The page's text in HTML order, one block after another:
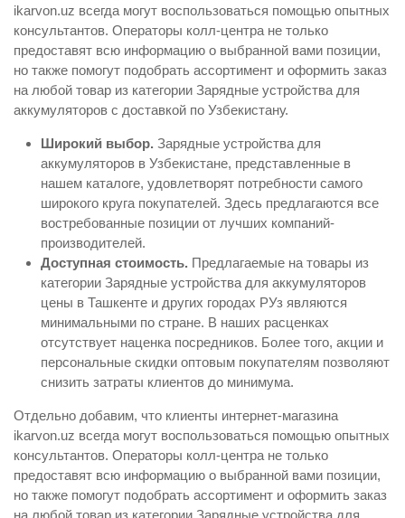
ikarvon.uz всегда могут воспользоваться помощью опытных
консультантов. Операторы колл-центра не только
предоставят всю информацию о выбранной вами позиции,
но также помогут подобрать ассортимент и оформить заказ
на любой товар из категории Зарядные устройства для
аккумуляторов с доставкой по Узбекистану.
Широкий выбор. Зарядные устройства для
аккумуляторов в Узбекистане, представленные в
нашем каталоге, удовлетворят потребности самого
широкого круга покупателей. Здесь предлагаются все
востребованные позиции от лучших компаний-
производителей.
Доступная стоимость. Предлагаемые на товары из
категории Зарядные устройства для аккумуляторов
цены в Ташкенте и других городах РУз являются
минимальными по стране. В наших расценках
отсутствует наценка посредников. Более того, акции и
персональные скидки оптовым покупателям позволяют
снизить затраты клиентов до минимума.
Отдельно добавим, что клиенты интернет-магазина
ikarvon.uz всегда могут воспользоваться помощью опытных
консультантов. Операторы колл-центра не только
предоставят всю информацию о выбранной вами позиции,
но также помогут подобрать ассортимент и оформить заказ